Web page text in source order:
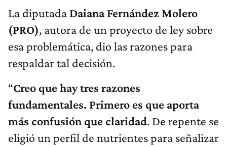
La diputada Daiana Fernández Molero
(PRO), autora de un proyecto de ley sobre
esa problemática, dio las razones para
respaldar tal decisión.
“Creo que hay tres razones
fundamentales. Primero es que aporta
más confusión que claridad. De repente se
eligió un perfil de nutrientes para señalizar